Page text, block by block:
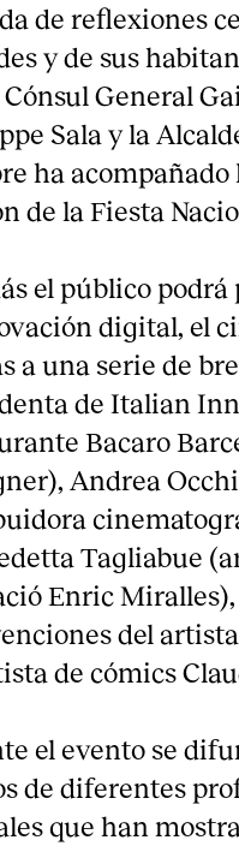
de reflexiones
y de sus
General
Sala y la
ha
de la Fiesta
el público
digital, el
a una serie de
de Italian
Bacaro
Andrea
Tagliabue
Enric
del
de cómics
el evento se
de diferentes
que han